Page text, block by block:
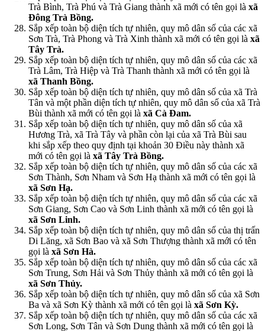
Trà Bình, Trà Phú và Trà Giang thành xã mới có tên gọi là xã
Đông Trà Bồng.
Sắp xếp toàn bộ diện tích tự nhiên, quy mô dân số của các xã
Sơn Trà, Trà Phong và Trà Xinh thành xã mới có tên gọi là xã
Tây Trà.
Sắp xếp toàn bộ diện tích tự nhiên, quy mô dân số của các xã
Trà Lâm, Trà Hiệp và Trà Thanh thành xã mới có tên gọi là
xã Thanh Bồng.
Sắp xếp toàn bộ diện tích tự nhiên, quy mô dân số của xã Trà
Tân và một phần diện tích tự nhiên, quy mô dân số của xã Trà
Bùi thành xã mới có tên gọi là xã Cà Đam.
Sắp xếp toàn bộ diện tích tự nhiên, quy mô dân số của xã
Hương Trà, xã Trà Tây và phần còn lại của xã Trà Bùi sau
khi sắp xếp theo quy định tại khoản 30 Điều này thành xã
mới có tên gọi là xã Tây Trà Bồng.
Sắp xếp toàn bộ diện tích tự nhiên, quy mô dân số của các xã
Sơn Thành, Sơn Nham và Sơn Hạ thành xã mới có tên gọi là
xã Sơn Hạ.
Sắp xếp toàn bộ diện tích tự nhiên, quy mô dân số của các xã
Sơn Giang, Sơn Cao và Sơn Linh thành xã mới có tên gọi là
xã Sơn Linh.
Sắp xếp toàn bộ diện tích tự nhiên, quy mô dân số của thị trấn
Di Lăng, xã Sơn Bao và xã Sơn Thượng thành xã mới có tên
gọi là xã Sơn Hà.
Sắp xếp toàn bộ diện tích tự nhiên, quy mô dân số của các xã
Sơn Trung, Sơn Hải và Sơn Thủy thành xã mới có tên gọi là
xã Sơn Thủy.
Sắp xếp toàn bộ diện tích tự nhiên, quy mô dân số của xã Sơn
Ba và xã Sơn Kỳ thành xã mới có tên gọi là xã Sơn Kỳ.
Sắp xếp toàn bộ diện tích tự nhiên, quy mô dân số của các xã
Sơn Long, Sơn Tân và Sơn Dung thành xã mới có tên gọi là